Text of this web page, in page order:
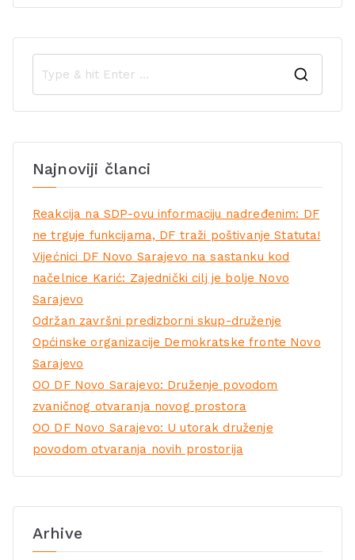
Najnoviji članci
Reakcija na SDP-ovu informaciju nadređenim: DF
ne trguje funkcijama, DF traži poštivanje Statuta!
Vijećnici DF Novo Sarajevo na sastanku kod
načelnice Karić: Zajednički cilj je bolje Novo
Sarajevo
Održan završni predizborni skup-druženje
Općinske organizacije Demokratske fronte Novo
Sarajevo
OO DF Novo Sarajevo: Druženje povodom
zvaničnog otvaranja novog prostora
OO DF Novo Sarajevo: U utorak druženje
povodom otvaranja novih prostorija
Arhive